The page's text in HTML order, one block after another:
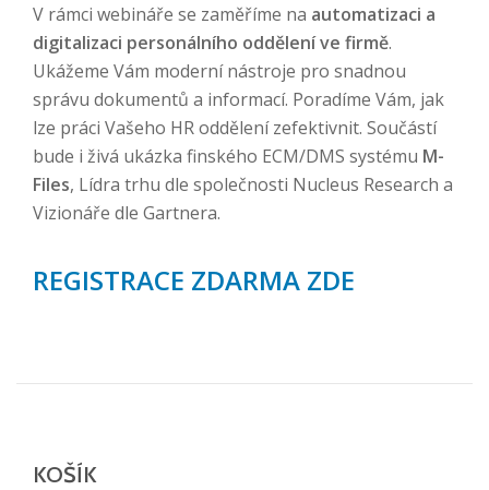
V rámci webináře se zaměříme na automatizaci a
digitalizaci personálního oddělení ve firmě.
Ukážeme Vám moderní nástroje pro snadnou
správu dokumentů a informací. Poradíme Vám, jak
lze práci Vašeho HR oddělení zefektivnit. Součástí
bude i živá ukázka finského ECM/DMS systému M-
Files, Lídra trhu dle společnosti Nucleus Research a
Vizionáře dle Gartnera.
REGISTRACE ZDARMA ZDE
KOŠÍK